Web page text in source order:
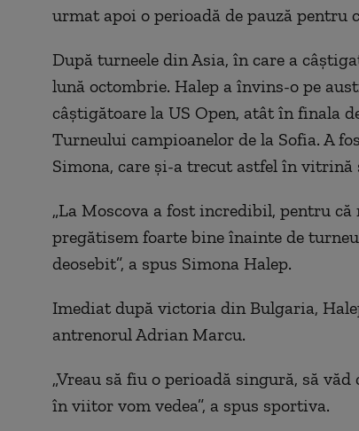
urmat apoi o perioadă de pauză pentru
După turneele din Asia, în care a
lună octombrie. Halep a învins-o pe
câștigătoare la US Open, atât în finala
Turneului campioanelor de la Sofia. A
Simona, care și-a trecut astfel în vitrină
„La Moscova a fost incredibil, pentru
pregătisem foarte bine înainte de
deosebit”, a spus Simona Halep.
Imediat după victoria din Bulgaria,
antrenorul Adrian Marcu.
„Vreau să fiu o perioadă singură, să
în viitor vom vedea”, a spus sportiva.